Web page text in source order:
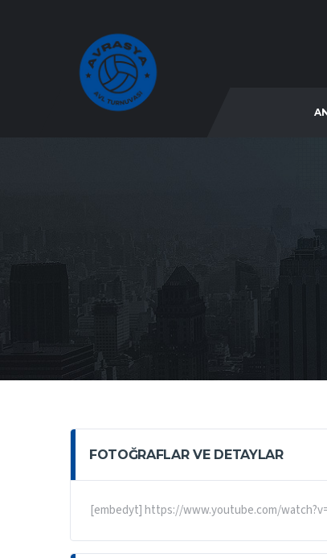
FOTOĞRAFLAR VE DETAYLAR
[embedyt] https://www.youtube.com/